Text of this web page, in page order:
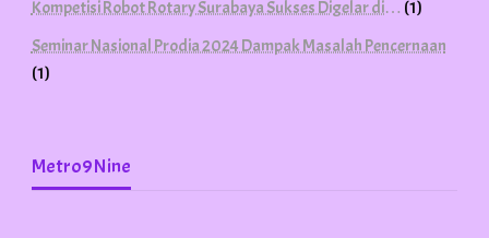
Kompetisi Robot Rotary Surabaya Sukses Digelar di… (1)
Seminar Nasional Prodia 2024 Dampak Masalah Pencernaan
(1)
Metro9Nine